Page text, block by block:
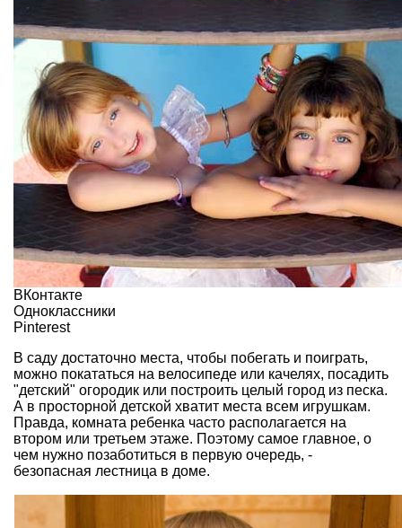
ВКонтакте
Одноклассники
Pinterest
В саду достаточно места, чтобы побегать и поиграть,
можно покататься на велосипеде или качелях, посадить
"детский" огородик или построить целый город из песка.
А в просторной детской хватит места всем игрушкам.
Правда, комната ребенка часто располагается на
втором или третьем этаже. Поэтому самое главное, о
чем нужно позаботиться в первую очередь, -
безопасная лестница в доме.